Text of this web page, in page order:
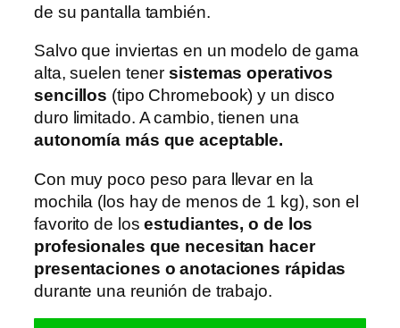
de su pantalla también.
Salvo que inviertas en un modelo de gama
alta, suelen tenersistemas operativos
sencillos (tipo Chromebook) y un disco
duro limitado. A cambio, tienen una
autonomía más que aceptable.
Con muy poco peso para llevar en la
mochila (los hay de menos de 1 kg), son el
favorito de losestudiantes, o de los
profesionales que necesitan hacer
presentaciones o anotaciones rápidas
durante una reunión de trabajo.